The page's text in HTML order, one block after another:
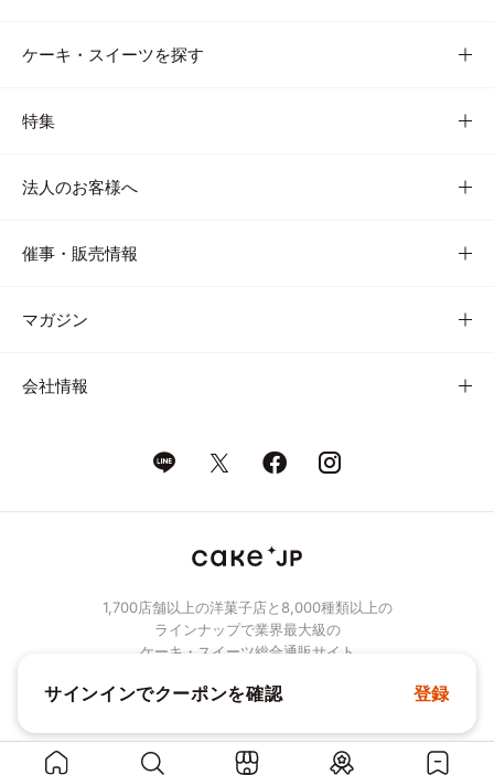
ケーキ・スイーツを探す
特集
法人のお客様へ
催事・販売情報
マガジン
会社情報
1,700店舗以上の洋菓子店と8,000種類以上の
ラインナップで業界最大級の
ケーキ・スイーツ総合通販サイト
© Cake.jp Co., Ltd.
サインインでクーポンを確認 登録